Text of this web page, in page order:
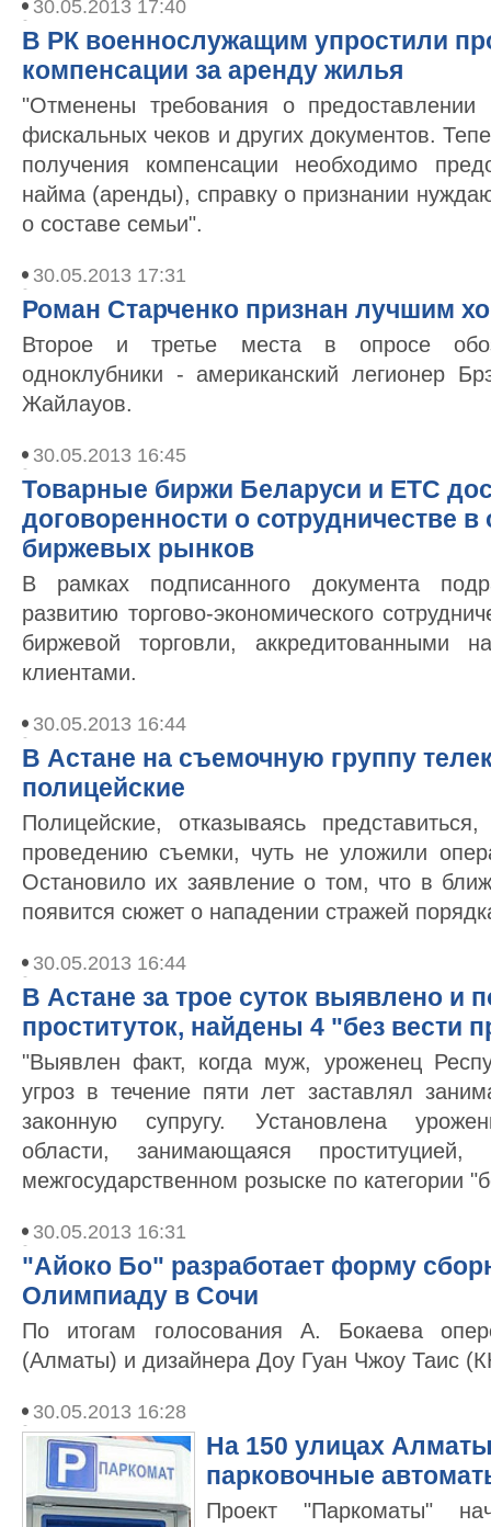
30.05.2013 17:40
В РК военнослужащим упростили
компенсации за аренду жилья
"Отменены требования о предоставлении
фискальных чеков и других документов.
получения компенсации необходимо
найма (аренды), справку о признании
о составе семьи".
30.05.2013 17:31
Роман Старченко признан лучшим
Второе и третье места в опросе
одноклубники - американский легионер
Жайлауов.
30.05.2013 16:45
Товарные биржи Беларуси и ЕТС
договоренности о сотрудничестве в
биржевых рынков
В рамках подписанного документа
развитию торгово-экономического
биржевой торговли,
клиентами.
30.05.2013 16:44
В Астане на съемочную группу
полицейские
Полицейские, отказываясь
проведению съемки, чуть не уложили
Остановило их заявление о том, что в
появится сюжет о нападении стражей
30.05.2013 16:44
В Астане за трое суток выявлено и
проституток, найдены 4 "без вести
"Выявлен факт, когда муж, уроженец
угроз в течение пяти лет заставлял
законную супругу. Установлена
области, занимающаяся
межгосударственном розыске по категории
30.05.2013 16:31
"Айоко Бо" разработает форму
Олимпиаду в Сочи
По итогам голосования А. Бокаева
(Алматы) и дизайнера Доу Гуан Чжоу Таис
30.05.2013 16:28
На 150 улицах
парковочные
Проект "Паркоматы"